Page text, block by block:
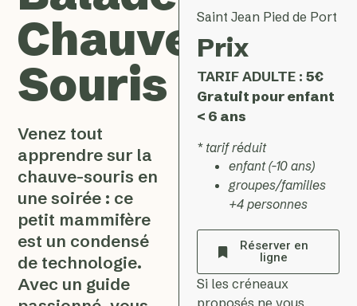
Chauve-
Souris
Venez tout
apprendre sur la
chauve-souris en
une soirée : ce
petit mammifère
est un condensé
de technologie.
Avec un guide
Saint Jean Pied de Port
Prix
TARIF ADULTE :5€
Gratuit pour enfant
< 6 ans
* tarif réduit
enfant (-10 ans)
groupes/familles
+4 personnes
Réserver en
ligne
Si les créneaux